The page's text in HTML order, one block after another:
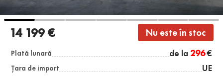
14 199 € Nu este în stoc
Plată lunară de la296€
Țara de import UE